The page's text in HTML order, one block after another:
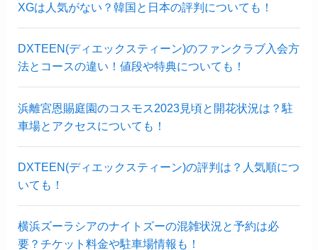
XGは人気がない？韓国と日本の評判についても！
DXTEEN(ディエックスティーン)のファンクラブ入会方
法とコースの違い！値段や特典についても！
浜離宮恩賜庭園のコスモス2023見頃と開花状況は？駐
車場とアクセスについても！
DXTEEN(ディエックスティーン)の評判は？人気順につ
いても！
横浜ズーラシアのナイトズーの混雑状況と予約は必
要？チケット料金や駐車場情報も！